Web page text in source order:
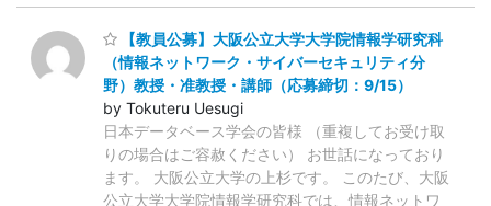
【教員公募】大阪公立大学大学院情報学研究科
（情報ネットワーク・サイバーセキュリティ分
野）教授・准教授・講師（応募締切：9/15）
by Tokuteru Uesugi
日本データベース学会の皆様 （重複してお受け取
りの場合はご容赦ください） お世話になっており
ます。 大阪公立大学の上杉です。 このたび、大阪
公立大学大学院情報学研究科では、情報ネットワ